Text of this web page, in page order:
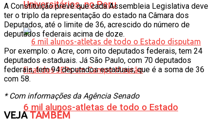
Universitários, no Peru
6 mil alunos-atletas de todo o Estado
A Constituição prevê que cada Assembleia Legislativa deve
ter o triplo da representação do estado na Câmara dos
Deputados, até o limite de 36, acrescido do número de
deputados federais acima de doze.
Por exemplo: o Acre, com oito deputados federais, tem 24
deputados estaduais. Já São Paulo, com 70 deputados
federais, tem 94 deputados estaduais, que é a soma de 36
com 58.
* Com informações da Agência Senado
VEJATAMBÉM